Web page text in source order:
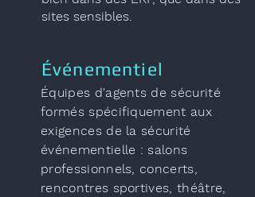
sites sensibles.
Événementiel
Équipes d'agents de sécurité
formés spécifiquement aux
exigences de la sécurité
événementielle : salons
professionnels, concerts,
rencontres sportives, théâtre,